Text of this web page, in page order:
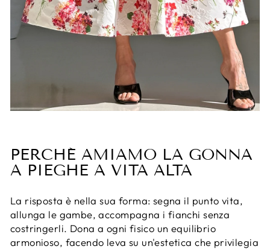
PERCHÉ AMIAMO LA GONNA
A PIEGHE A VITA ALTA
La risposta è nella sua forma: segna il punto vita,
allunga le gambe, accompagna i fianchi senza
costringerli. Dona a ogni fisico un equilibrio
armonioso, facendo leva su un'estetica che privilegia